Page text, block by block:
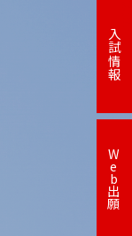
入試情報
W
e
b
出
願